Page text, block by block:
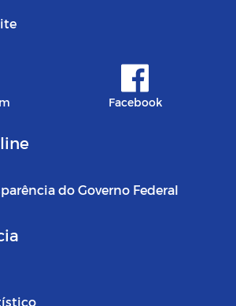
Facebook
do Governo Federal